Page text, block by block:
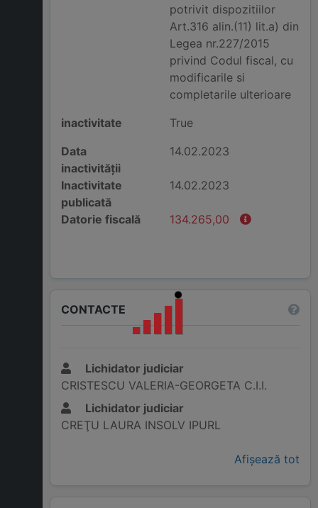
potrivit dispozitiilor
Art.316 alin.(11) lit.a) din
Legea nr.227/2015
privind Codul fiscal, cu
modificarile si
completarile ulterioare
inactivitate
True
Data
inactivității
14.02.2023
Inactivitate
publicată
14.02.2023
Datorie fiscală 134.265,00
CONTACTE
Lichidator judiciar
CRISTESCU VALERIA-GEORGETA C.I.I.
Lichidator judiciar
CREŢU LAURA INSOLV IPURL
Afișează tot